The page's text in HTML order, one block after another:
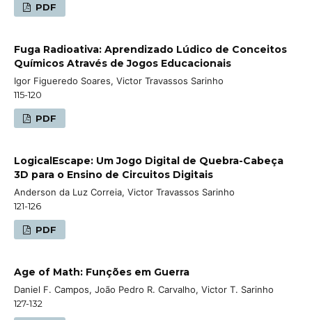
PDF
Fuga Radioativa: Aprendizado Lúdico de Conceitos
Químicos Através de Jogos Educacionais
Igor Figueredo Soares, Victor Travassos Sarinho
115-120
PDF
LogicalEscape: Um Jogo Digital de Quebra-Cabeça
3D para o Ensino de Circuitos Digitais
Anderson da Luz Correia, Victor Travassos Sarinho
121-126
PDF
Age of Math: Funções em Guerra
Daniel F. Campos, João Pedro R. Carvalho, Victor T. Sarinho
127-132